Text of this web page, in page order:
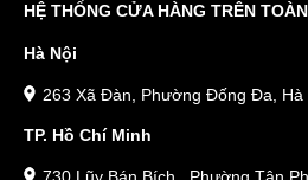
HỆ THỐNG CỬA HÀNG TRÊN
Hà Nội
263 Xã Đàn, Phường Đống Đa, Hà
TP. Hồ Chí Minh